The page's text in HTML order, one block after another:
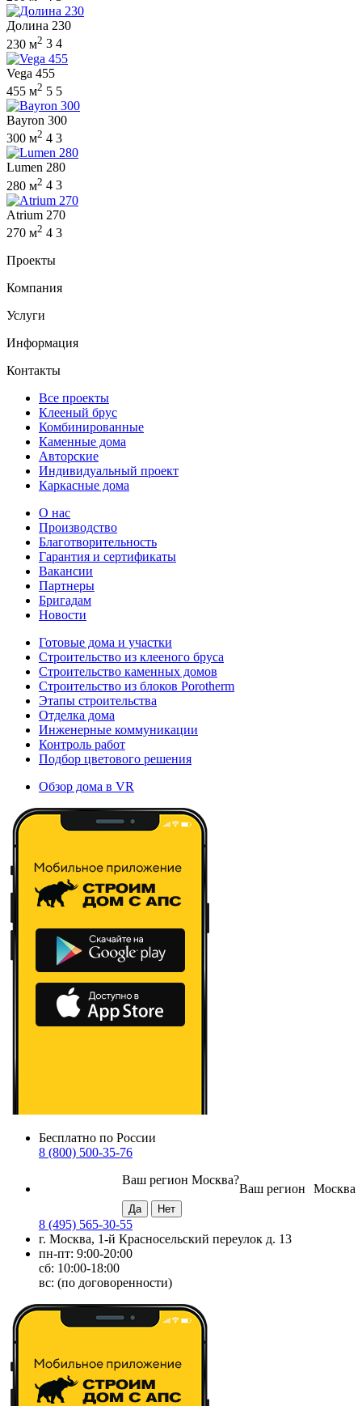
Долина 230
230 м2 3 4
Vega 455
455 м2 5 5
Bayron 300
300 м2 4 3
Lumen 280
280 м2 4 3
Atrium 270
270 м2 4 3
Проекты
Компания
Услуги
Информация
Контакты
Все проекты
Клееный брус
Комбинированные
Каменные дома
Авторские
Индивидуальный проект
Каркасные дома
О нас
Производство
Благотворительность
Гарантия и сертификаты
Вакансии
Партнеры
Бригадам
Новости
Готовые дома и участки
Строительство из клееного бруса
Строительство каменных домов
Строительство из блоков Porotherm
Этапы строительства
Отделка дома
Инженерные коммуникации
Контроль работ
Подбор цветового решения
Обзор дома в VR
Бесплатно по России
8 (800) 500-35-76
Москва
Ваш регион
Ваш регион Москва?
8 (495) 565-30-55
г. Москва, 1-й Красносельский переулок д. 13
пн-пт: 9:00-20:00
сб: 10:00-18:00
вс: (по договоренности)